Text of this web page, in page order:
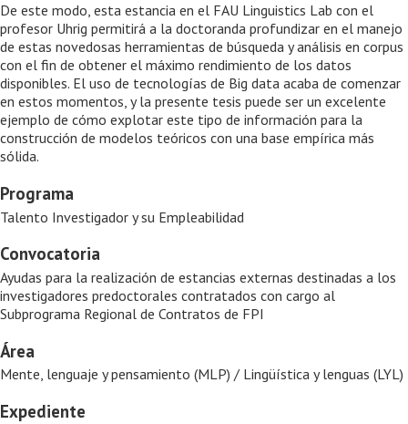
De este modo, esta estancia en el FAU Linguistics Lab con el
profesor Uhrig permitirá a la doctoranda profundizar en el manejo
de estas novedosas herramientas de búsqueda y análisis en corpus
con el fin de obtener el máximo rendimiento de los datos
disponibles. El uso de tecnologías de Big data acaba de comenzar
en estos momentos, y la presente tesis puede ser un excelente
ejemplo de cómo explotar este tipo de información para la
construcción de modelos teóricos con una base empírica más
sólida.
Programa
Talento Investigador y su Empleabilidad
Convocatoria
Ayudas para la realización de estancias externas destinadas a los
investigadores predoctorales contratados con cargo al
Subprograma Regional de Contratos de FPI
Área
Mente, lenguaje y pensamiento (MLP) / Lingüística y lenguas (LYL)
Expediente